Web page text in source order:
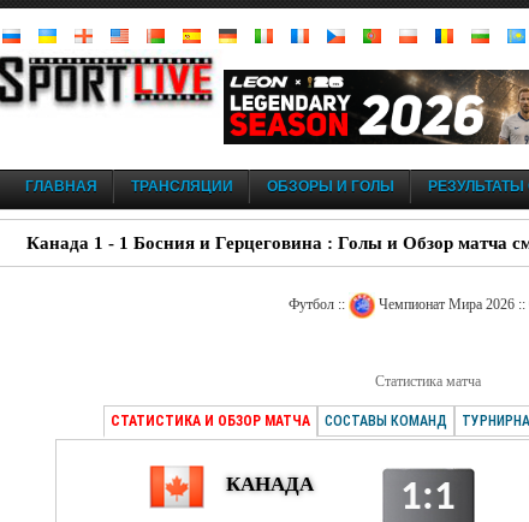
ГЛАВНАЯ ТРАНСЛЯЦИИ ОБЗОРЫ И ГОЛЫ
Канада 1 - 1 Босния и Герцеговина : Голы и Обзор матча
Футбол :: Чемпионат Мира 2026 ::
Статистика матча
СТАТИСТИКА И ОБЗОР МАТЧА СОСТАВЫ КОМАНД
КАНАДА 1:1